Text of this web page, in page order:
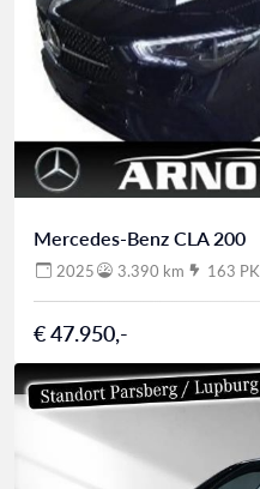
Mercedes-Benz CLA 200
2025 3.390 km 163 PK
€ 47.950,-